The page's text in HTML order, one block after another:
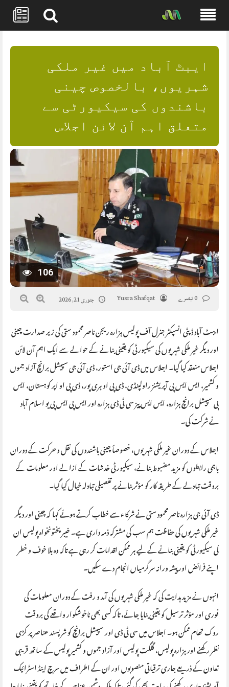
content
ایبٹ آباد میں غیر ملکی
شہریوں، بالخصوص چینی
باشندوں کی سیکیورٹی سے
متعلق اہم آن لائن اجلاس
106
Yusra Shafqat جنوری 21, 2026
ایبٹ آباد ڈپٹی انسپکٹر جنرل آف پولیس ہزارہ ریجن ناصر محمود ستی کی زیر صدارت چینی
اور دیگر غیر ملکی شہریوں کی سیکیورٹی کو یقینی بنانے کے حوالے سے ایک اہم آن لائن
اجلاس منعقد کیا گیا۔ اجلاس میں ڈی آئی جی استور، ڈی آئی جی سپیشل برانچ آزاد جموں
و کشمیر، ایس ایس پی آپریشنز راولپنڈی، ڈی پی او ہری پور، ڈی پی او اپر کوہستان، ایس
پی سپیشل برانچ ہزارہ، ایس ایس پیز سی ٹی ڈی ہزارہ اور ایس پی ایس پی یو اسلام آباد
نے شرکت کی۔
اجلاس کے دوران غیر ملکی شہریوں، خصوصاً چینی باشندوں کی نقل و حرکت کے دوران
باہمی رابطوں کو مزید مضبوط بنانے، سیکیورٹی خدشات کے ازالے اور معلومات کے
بروقت تبادلے کے طریقہ کار کو مؤثر بنانے پر تفصیلی تبادلہ خیال کیا گیا۔
ڈی آئی جی ہزارہ ناصر محمود ستی نے شرکاء سے خطاب کرتے ہوئے کہا کہ چینی اور دیگر
غیر ملکی شہریوں کی حفاظت ہم سب کی مشترکہ ذمہ داری ہے۔ خیبرپختونخواہ پولیس ان
کی سیکیورٹی کو یقینی بنانے کے لیے ہر ممکن اقدامات کر رہی ہے تاکہ وہ بلا خوف و خطر
اپنے فرائض اور پیشہ ورانہ سرگرمیاں انجام دے سکیں۔
انہوں نے مزید ہدایت کی کہ غیر ملکی شہریوں کی آمد و رفت کے دوران معلومات کی
فوری اور مؤثر ترسیل کو یقینی بنایا جائے، تاکہ کسی بھی ناخوشگوار واقعے کی بروقت
روک تھام ممکن ہو۔ اجلاس میں سی ٹی ڈی اور سپیشل برانچ کو شرپسند عناصر پر کڑی
نظر رکھنے اور ہزارہ پولیس، گلگت پولیس اور آزاد جموں و کشمیر پولیس کے ساتھ قریبی
تعاون کے ذریعے جاری ترقیاتی منصوبوں اور ان کے اطراف میں سرچ اینڈ اسٹرائیک